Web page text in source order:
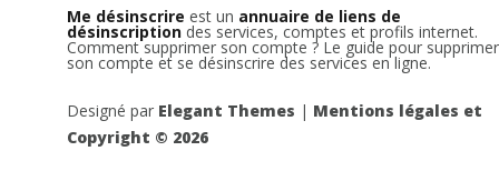
Me désinscrire est un annuaire de liens de
désinscription des services, comptes et profils internet.
Comment supprimer son compte ? Le guide pour supprimer
son compte et se désinscrire des services en ligne.
Designé par Elegant Themes | Mentions légales et
Copyright © 2026